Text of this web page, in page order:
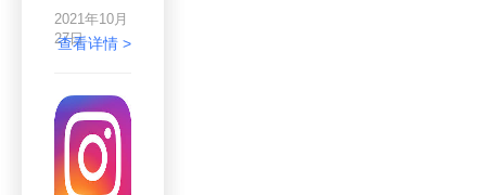
了，有没有
什么软件，
压缩图片之
响图片清晰
度的呢？
这就要用到
专业的图片
压缩软件
图片。比如
说微信、钉
我们需要给
别人发送资
料时就会用
到传输，而
图片也是我
2021年10月
27日
查看详情 >